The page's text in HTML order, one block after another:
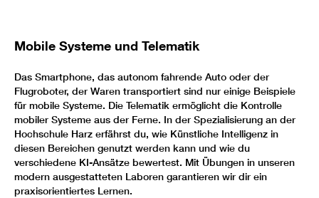
Mobile Systeme und Telematik
Das Smartphone, das autonom fahrende Auto oder der
Flugroboter, der Waren transportiert sind nur einige Beispiele
für mobile Systeme. Die Telematik ermöglicht die Kontrolle
mobiler Systeme aus der Ferne. In der Spezialisierung an der
Hochschule Harz erfährst du, wie Künstliche Intelligenz in
diesen Bereichen genutzt werden kann und wie du
verschiedene KI-Ansätze bewertest. Mit Übungen in unseren
modern ausgestatteten Laboren garantieren wir dir ein
praxisorientiertes Lernen.